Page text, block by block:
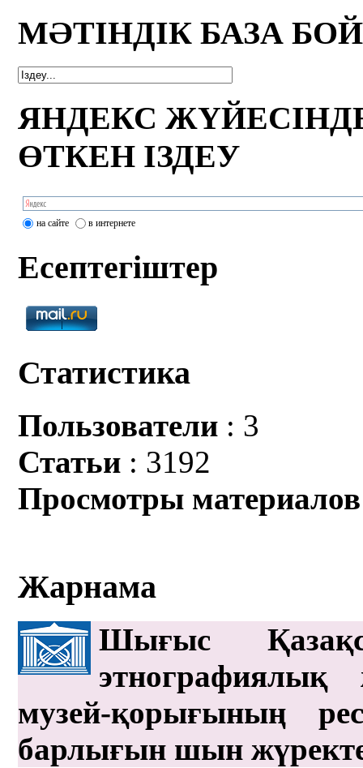
МӘТІНДІК БАЗА
ЯНДЕКС
ӨТКЕН ІЗДЕУ
на сайте в интернете
Есептегіштер
Статистика
Пользователи : 3
Статьи : 3192
Просмотры материалов
Жарнама
Шығыс
этнографиялық
музей-қорығының
барлығын шын